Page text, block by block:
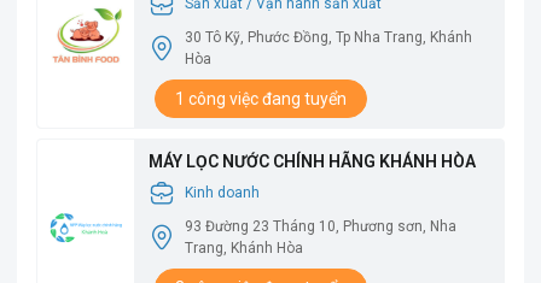
Sản xuất / Vận hành sản xuất
30 Tô Kỹ, Phước Đồng, Tp Nha Trang, Khánh
Hòa
1 công việc đang tuyển
MÁY LỌC NƯỚC CHÍNH HÃNG KHÁNH HÒA
Kinh doanh
93 Đường 23 Tháng 10, Phương sơn, Nha
Trang, Khánh Hòa